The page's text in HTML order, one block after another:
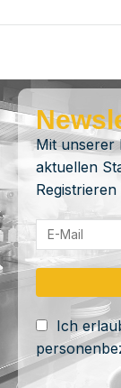
Mit unserer
aktuellen
Ich